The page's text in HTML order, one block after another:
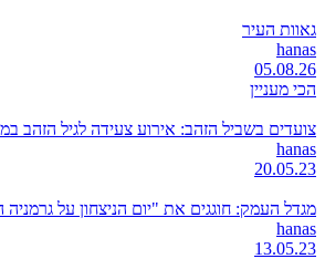
גאוות העיר
hanas
05.08.26
הכי מעניין
צועדים בשביל הזהב: אירוע צעידה לגיל הזהב
hanas
20.05.23
מגדל העמק: חוגגים את "יום הניצחון על גרמניה
hanas
13.05.23